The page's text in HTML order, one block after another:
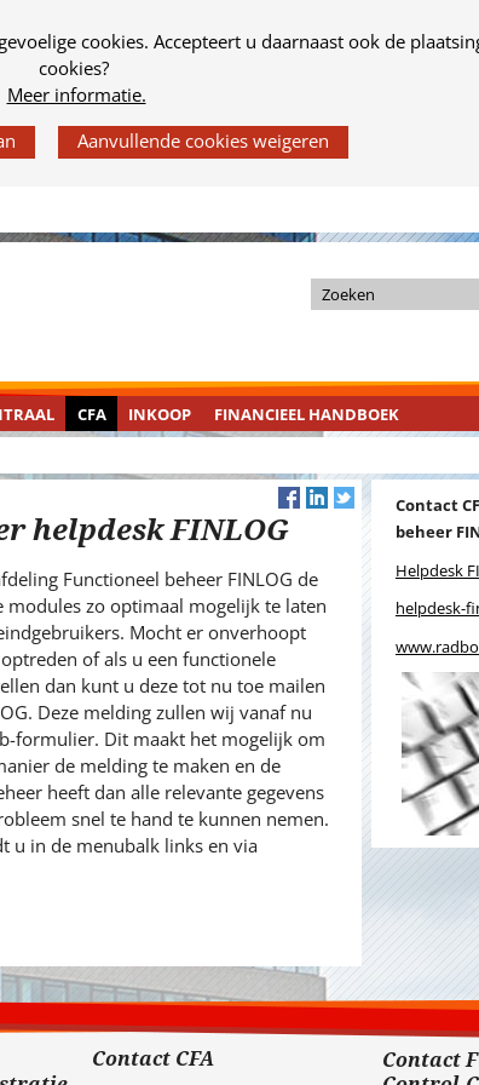
cookies. Accepteert u daarnaast ook de
cookies?
Meer informatie.
k
i
d
s
i
t
e
.
.
.
CFA
INGEKLAPT
CFA INKOOP
FINANCIEEL
HANDBOEK
INGEKLAPT
FINANCIEEL HANDBOEK
helpdesk FINLOG
Functioneel beheer FINLOG de
modules zo optimaal mogelijk te laten
Mocht er onverhoopt
of als u een functionele
dan kunt u deze tot nu toe mailen
Deze melding zullen wij vanaf nu
formulier. Dit maakt het mogelijk om
de melding te maken en de
heeft dan alle relevante gegevens
snel te hand te kunnen nemen.
u in de menubalk links en via
Contact
beheer
Helpdesk
helpdesk-
Contact CFA
Contact